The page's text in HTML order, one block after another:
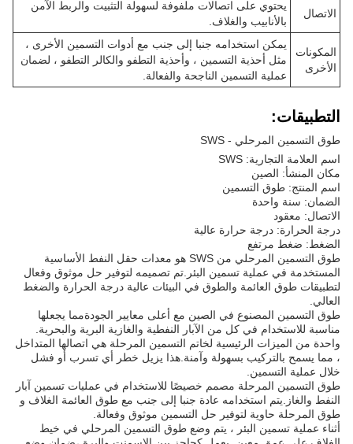
الاتصال
يحتوي على اتصالات ملفوفة لسهولة التثبيت والربط الآمن
بالأنابيب والغلاف.
المكونات
الأخرى
يمكن استخدامه جنبا إلى جنب مع أدوات التسمين الأخرى ،
مثل أحذية التسمين ، وأحذية التطفو والكالر التطفو ، لضمان
عملية التسمين الناجحة والفعالة.
التطبيقات:
طوق التسمين المرحلي - SWS
اسم العلامة التجارية: SWS
مكان المنشأ: الصين
اسم المنتج: طوق التسمين
الضمان: سنة واحدة
الاتصال: معقود
درجة الحرارة: درجة حرارة عالية
الضغط: ضغط مرتفع
طوق التسمين المرحلي من SWS هو معدات حقل النفط الأساسية
المستخدمة في عملية تسمين البئر.تم تصميمه لتوفير حل موثوق وفعال
لتطبيقات طوق العائمة والطوق في البيئات عالية درجة الحرارة والضغط
العالي.
طوق التسمين المصنوع في الصين مع أعلى معايير الجودةمما يجعلها
مناسبة للاستخدام في كل من الآبار النفطية والغازية البرية والبحرية.
واحدة من الميزات الرئيسية لخاتم التسمين المرحلة هي اتصالها المتداخل
، مما يسمح بالتركيب بسهولة وآمنة.هذا يزيل خطر أي تسرب أو فشل
خلال عملية التسمين.
طوق التسمين المرحلة مصمم خصيصًا للاستخدام في عمليات تسمين آبار
النفط والغاز.يتم استخدامه عادة جنبا إلى جنب مع طوق العائمة الغلاف و
طوق المرحلة حاوية لتوفير حل التسمين موثوق وفعالة.
أثناء عملية تسمين البئر ، يتم وضع طوق التسمين المرحلي في خيط